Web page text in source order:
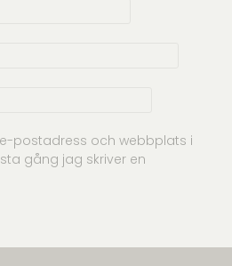
postadress och webbplats i
gång jag skriver en